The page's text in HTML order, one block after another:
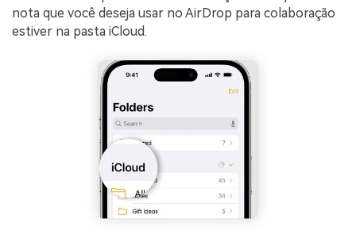
nota que você deseja usar no AirDrop para colaboração
estiver na pasta iCloud.